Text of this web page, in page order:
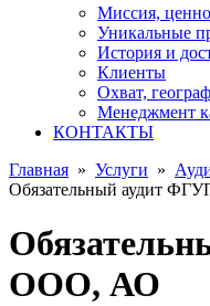
Миссия,
Уникальные
История и
Клиенты
Охват,
Менеджмент
КОНТАКТЫ
Главная » Услуги »
Обязательный аудит
ООО, АО